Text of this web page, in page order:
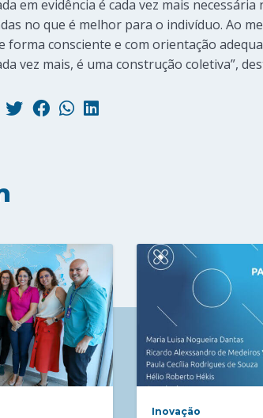
em evidência é cada vez mais
no que é melhor para o indivíduo. Ao
forma consciente e com orientação
vez mais, é uma construção coletiva”,
Inovação